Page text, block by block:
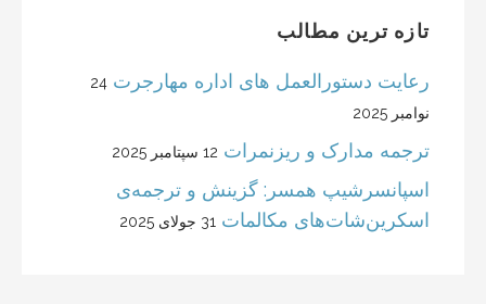
تازه ترین مطالب
رعایت دستورالعمل های اداره مهارجرت 24
نوامبر 2025
ترجمه مدارک و ریزنمرات 12 سپتامبر 2025
اسپانسرشیپ همسر: گزینش و ترجمه‌ی
اسکرین‌شات‌های مکالمات 31 جولای 2025